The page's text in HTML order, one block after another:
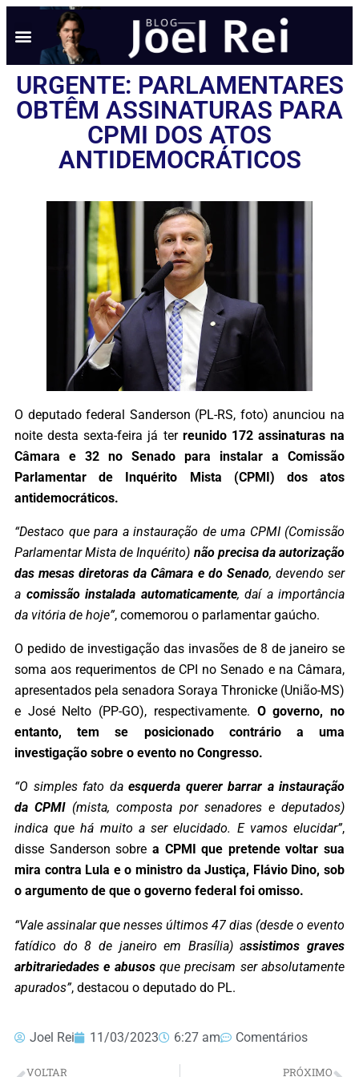
URGENTE: PARLAMENTARES
OBTÊM ASSINATURAS PARA
CPMI DOS ATOS
ANTIDEMOCRÁTICOS
O deputado federal Sanderson (PL-RS, foto) anunciou na
noite desta sexta-feira já ter reunido 172 assinaturas na
Câmara e 32 no Senado para instalar a Comissão
Parlamentar de Inquérito Mista (CPMI) dos atos
antidemocráticos.
“Destaco que para a instauração de uma CPMI (Comissão
Parlamentar Mista de Inquérito) não precisa da autorização
das mesas diretoras da Câmara e do Senado, devendo ser
a comissão instalada automaticamente, daí a importância
da vitória de hoje”, comemorou o parlamentar gaúcho.
O pedido de investigação das invasões de 8 de janeiro se
soma aos requerimentos de CPI no Senado e na Câmara,
apresentados pela senadora Soraya Thronicke (União-MS)
e José Nelto (PP-GO), respectivamente. O governo, no
entanto, tem se posicionado contrário a uma
investigação sobre o evento no Congresso.
“O simples fato da esquerda querer barrar a instauração
da CPMI (mista, composta por senadores e deputados)
indica que há muito a ser elucidado. E vamos elucidar”,
disse Sanderson sobre a CPMI que pretende voltar sua
mira contra Lula e o ministro da Justiça, Flávio Dino, sob
o argumento de que o governo federal foi omisso.
“Vale assinalar que nesses últimos 47 dias (desde o evento
fatídico do 8 de janeiro em Brasília) assistimos graves
arbitrariedades e abusosque precisam ser absolutamente
apurados”, destacou o deputado do PL.
Joel Rei 11/03/2023 6:27 am Comentários
VOLTAR PRÓXIMO